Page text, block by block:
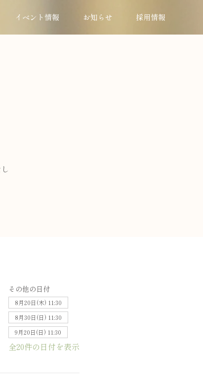
イベント情報 お知らせ 採用情報
その他の日付
8月20日(木) 11:30
8月30日(日) 11:30
9月20日(日) 11:30
全20件の日付を表示